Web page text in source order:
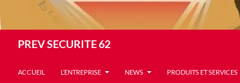
PREV SECURITE 62
ACCUEIL L’ENTREPRISE NEWS PRODUITS ET SERVICES